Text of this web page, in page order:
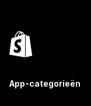
App-categorieën